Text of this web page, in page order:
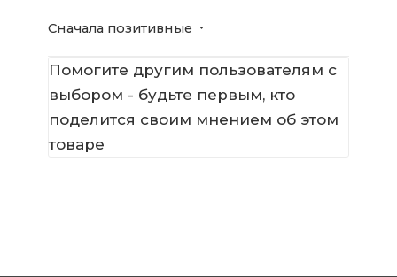
Сначала позитивные
Помогите другим пользователям с
выбором - будьте первым, кто
поделится своим мнением об этом
товаре